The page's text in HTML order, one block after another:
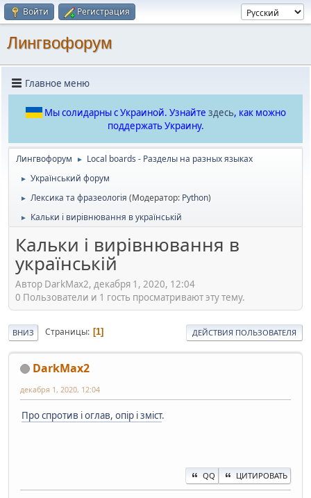
Войти Регистрация
Лингвофорум
Главное меню
Мы солидарны с Украиной. Узнайте здесь, как можно
поддержать Украину.
Лингвофорум ► Local boards - Разделы на разных языках
► Український форум
► Лексика та фразеологія (Модератор: Python)
► Кальки і вирівнювання в українській
Кальки і вирівнювання в
українській
Автор DarkMax2, декабря 1, 2020, 12:04
0 Пользователи и 1 гость просматривают эту тему.
ВНИЗ Страницы 1 ДЕЙСТВИЯ ПОЛЬЗОВАТЕЛЯ
DarkMax2
декабря 1, 2020, 12:04
Про спротив і оглав, опір і зміст.
QQ ЦИТИРОВАТЬ